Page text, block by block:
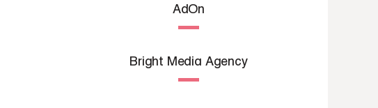
AdOn
Bright Media Agency